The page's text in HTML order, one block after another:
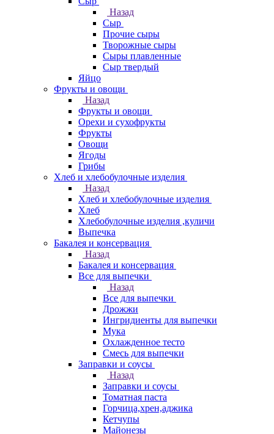
Назад
Сыр
Прочие сыры
Творожные сыры
Сыры плавленные
Сыр твердый
Яйцо
Фрукты и овощи
Назад
Фрукты и овощи
Орехи и сухофрукты
Фрукты
Овощи
Ягоды
Грибы
Хлеб и хлебобулочные изделия
Назад
Хлеб и хлебобулочные изделия
Хлеб
Хлебобулочные изделия ,куличи
Выпечка
Бакалея и консервация
Назад
Бакалея и консервация
Все для выпечки
Назад
Все для выпечки
Дрожжи
Ингридиенты для выпечки
Мука
Охлажденное тесто
Смесь для выпечки
Заправки и соусы
Назад
Заправки и соусы
Томатная паста
Горчица,хрен,аджика
Кетчупы
Майонезы